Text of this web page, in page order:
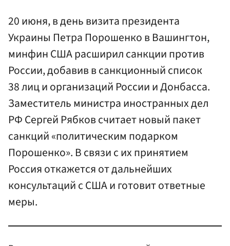
20 июня, в день визита президента
Украины Петра Порошенко в Вашингтон,
минфин США расширил санкции против
России, добавив в санкционный список
38 лиц и организаций России и Донбасса.
Заместитель министра иностранных дел
РФ Сергей Рябков считает новый пакет
санкций «политическим подарком
Порошенко». В связи с их принятием
Россия откажется от дальнейших
консультаций с США и готовит ответные
меры.